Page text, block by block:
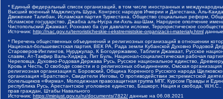
* Единый федеральный список организаций, в том числе иностранных и
Высший военный Маджлисуль Шура, Конгресс народов Ичкерии и Дагестана, Аль-
Движение Талибан, Исламская партия Туркестана, Общество социальных реформ,
Исламское государство, Джабха аль-Нусра ли-Ахль аш-Шам, Народное ополчение
Чистопольский Джамаат, Рохнамо ба суи давлати исломи, Террористическое
Источник: http://nac.gov.ru/terroristicheskie-i-ekstremistskie-organizacii-i-materialy.html
* Перечень общественных объединений и религиозных организаций в отношении
Национал-большевистская партия, ВЕК РА, Рада земли Кубанской Духовно Родовой
Староверов-Инглингов, Нурджулар, К Богодержавию, Таблиги Джамаат, Русское
славян, Ат-Такфир Валь-Хиджра, Пит Буль, Национал-социалистическая рабочая
Череповца, Духовно-Родовая Держава Русь, Русское национальное единство,
Кровь и Честь, О свободе совести и о религиозных объединениях, Омская
религиозная организация п. Боровский, Община Коренного Русского народа
организация «Братство», Свидетели Иеговы, О противодействии экстремистской
болельщиков «Фирма», Молодежная правозащитная группа МПГ, Курсом Правды и
республика Русь, Арестантское уголовное единство, Башкорт, Нация и свобода,
прав граждан, Штабы Навального
Источник: https://minjust.gov.ru/ru/documents/7822/ данные на 06.08.2021